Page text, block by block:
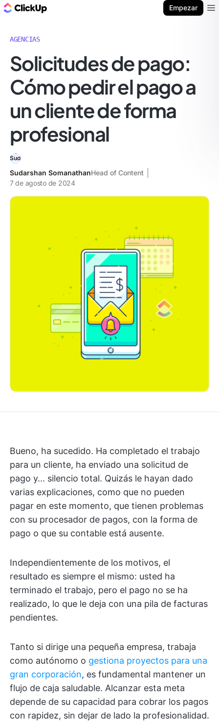
Empezar
AGENCIAS
Solicitudes de pago:
Cómo pedir el pago a
un cliente de forma
profesional
Sudarshan SomanathanHead of Content
7 de agosto de 2024
Bueno, ha sucedido. Ha completado el trabajo
para un cliente, ha enviado una solicitud de
pago y... silencio total. Quizás le hayan dado
varias explicaciones, como que no pueden
pagar en este momento, que tienen problemas
con su procesador de pagos, con la forma de
pago o que su contable está ausente.
Independientemente de los motivos, el
resultado es siempre el mismo: usted ha
terminado el trabajo, pero el pago no se ha
realizado, lo que le deja con una pila de facturas
pendientes.
Tanto si dirige una pequeña empresa, trabaja
como autónomo o gestiona proyectos para una
gran corporación, es fundamental mantener un
flujo de caja saludable. Alcanzar esta meta
depende de su capacidad para cobrar los pagos
con rapidez, sin dejar de lado la profesionalidad.